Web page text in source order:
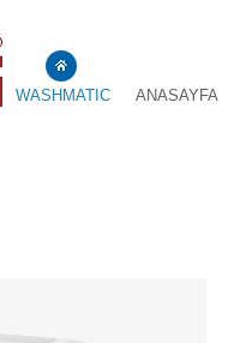
WASHMATIC ANASAYFA